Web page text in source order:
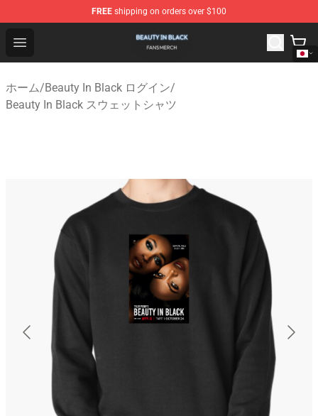
FREE shipping on orders over $100
Open menu
Beauty In Black Shop - Official Beauty In Black
ホーム/Beauty In Black ログイン/
Beauty In Black スウェットシャツ